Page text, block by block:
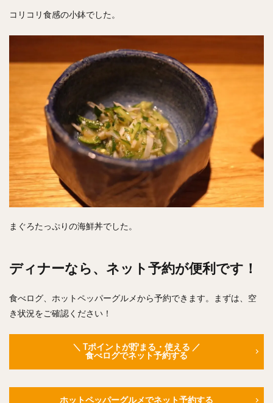
コリコリ食感の小鉢でした。
まぐろたっぷりの海鮮丼でした。
ディナーなら、ネット予約が便利です！
食べログ、ホットペッパーグルメから予約できます。まずは、空
き状況をご確認ください！
＼ Tポイントが貯まる・使える ／
食べログでネット予約する
ホットペッパーグルメでネット予約する